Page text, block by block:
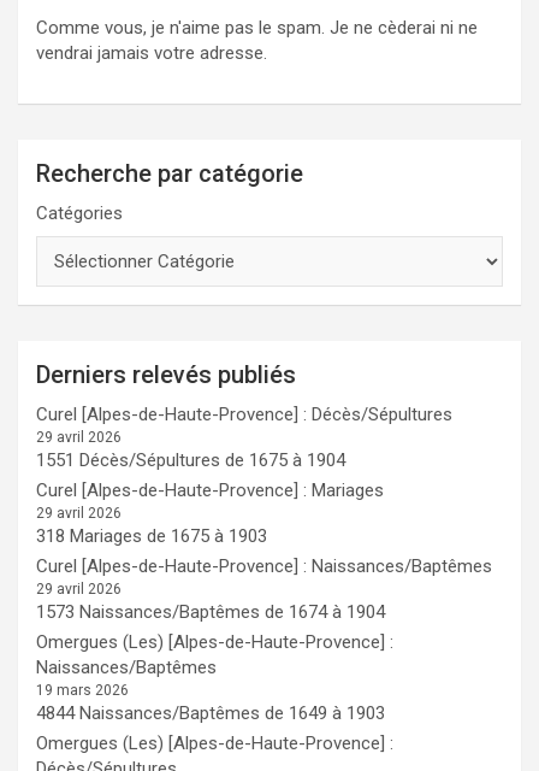
Comme vous, je n'aime pas le spam. Je ne cèderai ni ne
vendrai jamais votre adresse.
Recherche par catégorie
Catégories
Derniers relevés publiés
Curel [Alpes-de-Haute-Provence] : Décès/Sépultures
29 avril 2026
1551 Décès/Sépultures de 1675 à 1904
Curel [Alpes-de-Haute-Provence] : Mariages
29 avril 2026
318 Mariages de 1675 à 1903
Curel [Alpes-de-Haute-Provence] : Naissances/Baptêmes
29 avril 2026
1573 Naissances/Baptêmes de 1674 à 1904
Omergues (Les) [Alpes-de-Haute-Provence] :
Naissances/Baptêmes
19 mars 2026
4844 Naissances/Baptêmes de 1649 à 1903
Omergues (Les) [Alpes-de-Haute-Provence] :